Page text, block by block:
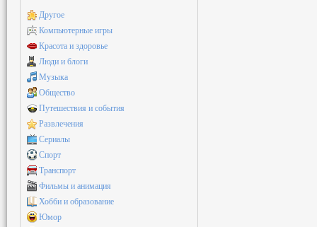
Другое
Компьютерные игры
Красота и здоровье
Люди и блоги
Музыка
Общество
Путешествия и события
Развлечения
Сериалы
Спорт
Транспорт
Фильмы и анимация
Хобби и образование
Юмор